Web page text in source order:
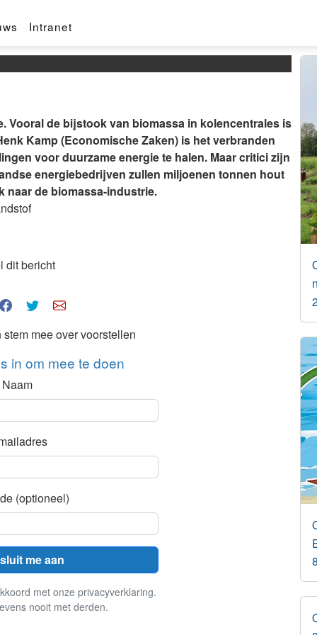
Intranet
Vooral de bijstook van biomassa in kolencentrales is
Kamp (Economische Zaken) is het verbranden
voor duurzame energie te halen. Maar critici zijn
energiebedrijven zullen miljoenen tonnen hout
naar de biomassa-industrie.
dit bericht
mee over voorstellen
in om mee te doen
Naam
(optioneel)
me aan
met onze privacyverklaring.
nooit met derden.